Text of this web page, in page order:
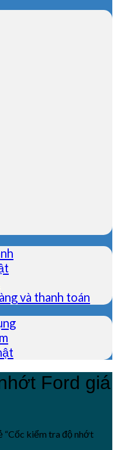
và thanh toán
Ford giá
“Cốc kiểm tra độ nhớt